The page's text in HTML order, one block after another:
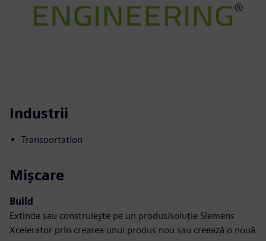
Industrii
Transportation
Mișcare
Build
Extinde sau construiește pe un produs/soluție Siemens
Xcelerator prin crearea unui produs nou sau creează o nouă